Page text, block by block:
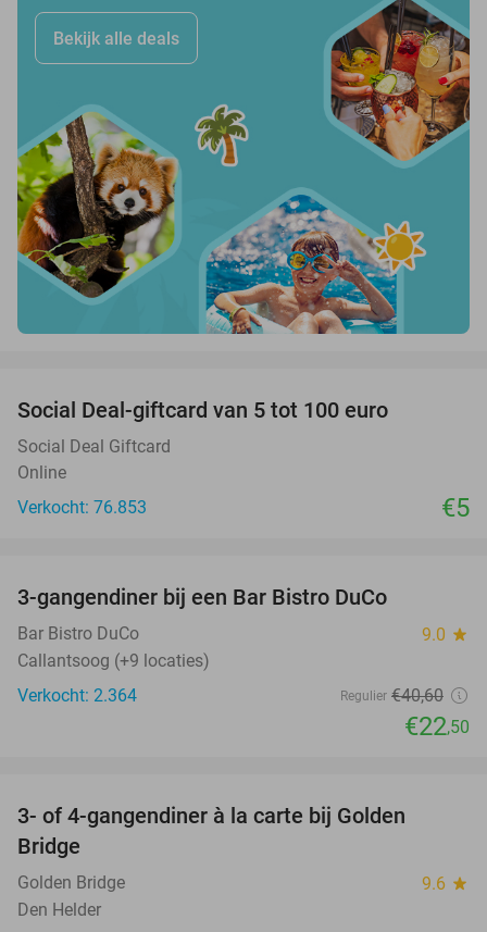
Bekijk alle deals
Social Deal-giftcard van 5 tot 100 euro
Social Deal Giftcard
Online
Verkocht: 76.853
€5
3-gangendiner bij een Bar Bistro DuCo
Bar Bistro DuCo 9.0 star
Callantsoog (+9 locaties)
Verkocht: 2.364
Regulier €40,60
€22,50
3- of 4-gangendiner à la carte bij Golden
Bridge
Golden Bridge 9.6 star
Den Helder